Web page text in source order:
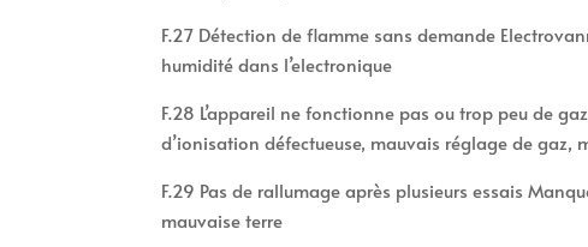
F.27 Détection de flamme sans demande
humidité dans l’electronique
F.28 L’appareil ne fonctionne pas ou trop peu de
d’ionisation défectueuse, mauvais réglage de gaz,
F.29 Pas de rallumage après plusieurs essais
mauvaise terre